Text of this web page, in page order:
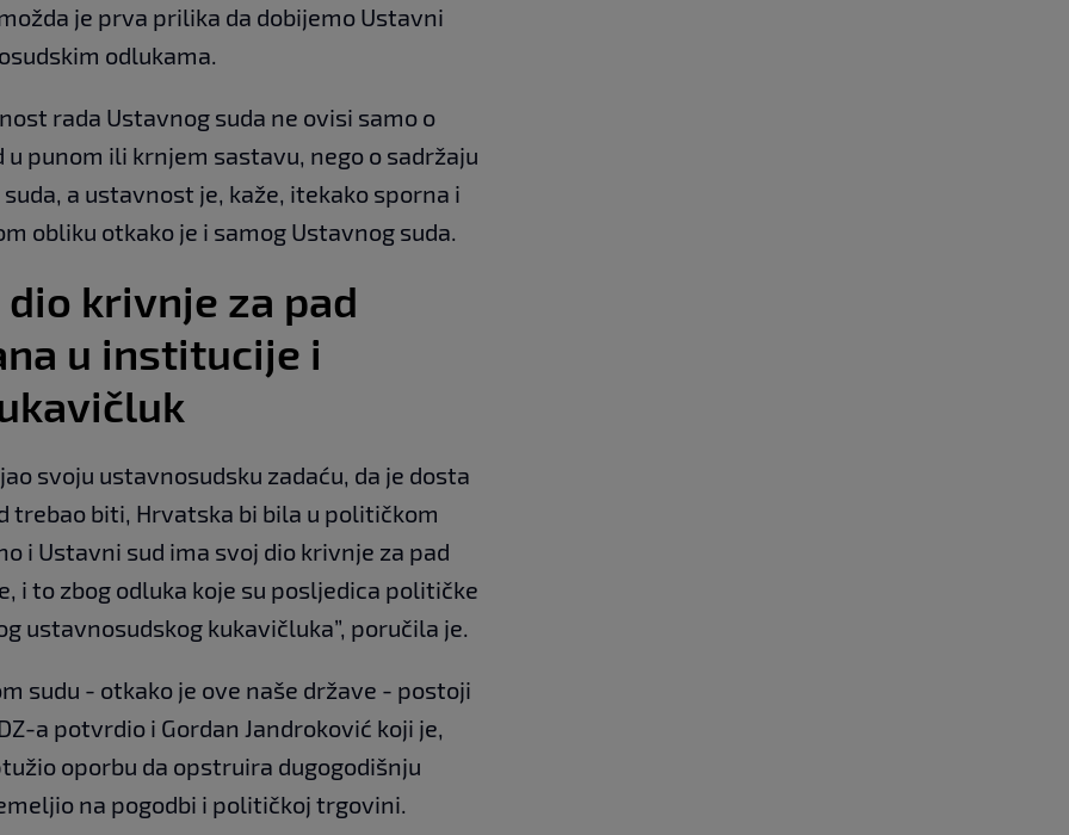
je prva prilika da dobijemo Ustavni
odlukama.
rada Ustavnog suda ne ovisi samo o
punom ili krnjem sastavu, nego o sadržaju
a ustavnost je, kaže, itekako sporna i
obliku otkako je i samog Ustavnog suda.
krivnje za pad
u institucije i
svoju ustavnosudsku zadaću, da je dosta
trebao biti, Hrvatska bi bila u političkom
i Ustavni sud ima svoj dio krivnje za pad
i to zbog odluka koje su posljedica političke
ustavnosudskog kukavičluka”, poručila je.
sudu - otkako je ove naše države - postoji
a potvrdio i Gordan Jandroković koji je,
oporbu da opstruira dugogodišnju
na pogodbi i političkoj trgovini.